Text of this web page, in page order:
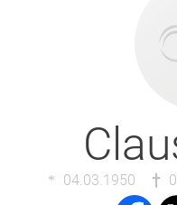
04.03.1950